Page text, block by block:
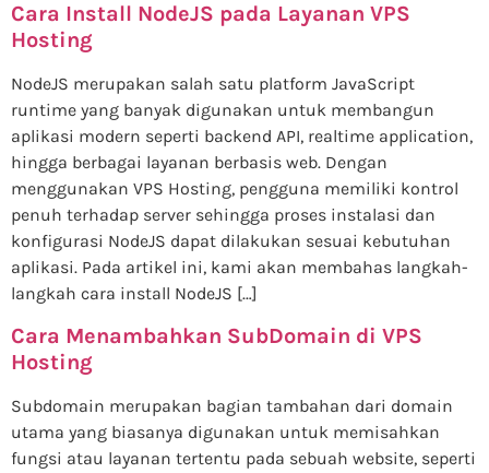
Cara Install NodeJS pada Layanan VPS
Hosting
NodeJS merupakan salah satu platform JavaScript
runtime yang banyak digunakan untuk membangun
aplikasi modern seperti backend API, realtime application,
hingga berbagai layanan berbasis web. Dengan
menggunakan VPS Hosting, pengguna memiliki kontrol
penuh terhadap server sehingga proses instalasi dan
konfigurasi NodeJS dapat dilakukan sesuai kebutuhan
aplikasi. Pada artikel ini, kami akan membahas langkah-
langkah cara install NodeJS […]
Cara Menambahkan SubDomain di VPS
Hosting
Subdomain merupakan bagian tambahan dari domain
utama yang biasanya digunakan untuk memisahkan
fungsi atau layanan tertentu pada sebuah website, seperti